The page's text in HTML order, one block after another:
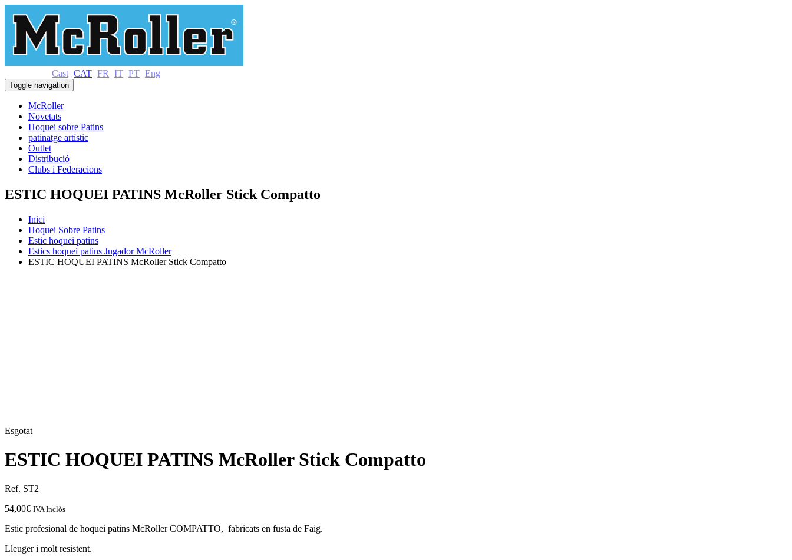
Cast CAT FR IT PT Eng
Toggle navigation
McRoller
Novetats
Hoquei sobre Patins
patinatge artístic
Outlet
Distribució
Clubs i Federacions
ESTIC HOQUEI PATINS McRoller Stick Compatto
Inici
Hoquei Sobre Patins
Estic hoquei patins
Estics hoquei patins Jugador McRoller
ESTIC HOQUEI PATINS McRoller Stick Compatto
Esgotat
ESTIC HOQUEI PATINS McRoller Stick Compatto
Ref. ST2
54,00€ IVA Inclòs
Estic profesional de hoquei patins McRoller COMPATTO, fabricats en fusta de Faig.
Lleuger i molt resistent.